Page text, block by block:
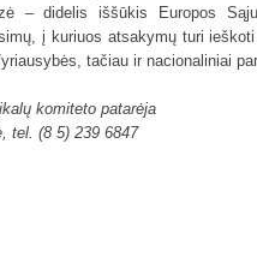
– didelis iššūkis Europos
į kuriuos atsakymų turi
tačiau ir nacionaliniai
komiteto patarėja
tel. (8 5) 239 6847